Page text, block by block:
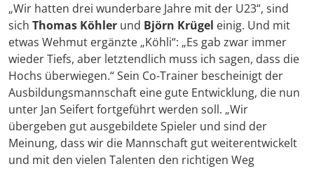
„Wir hatten drei wunderbare Jahre mit der U23“, sind
sich Thomas Köhler und Björn Krügel einig. Und mit
etwas Wehmut ergänzte „Köhli“: „Es gab zwar immer
wieder Tiefs, aber letztendlich muss ich sagen, dass die
Hochs überwiegen.“ Sein Co-Trainer bescheinigt der
Ausbildungsmannschaft eine gute Entwicklung, die nun
unter Jan Seifert fortgeführt werden soll. „Wir
übergeben gut ausgebildete Spieler und sind der
Meinung, dass wir die Mannschaft gut weiterentwickelt
und mit den vielen Talenten den richtigen Weg